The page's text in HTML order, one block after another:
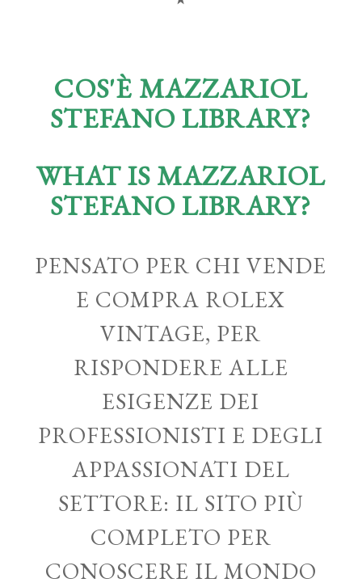
COS'È MAZZARIOL
STEFANO LIBRARY?
WHAT IS MAZZARIOL
STEFANO LIBRARY?
PENSATO PER CHI VENDE
E COMPRA ROLEX
VINTAGE, PER
RISPONDERE ALLE
ESIGENZE DEI
PROFESSIONISTI E DEGLI
APPASSIONATI DEL
SETTORE: IL SITO PIÙ
COMPLETO PER
CONOSCERE IL MONDO